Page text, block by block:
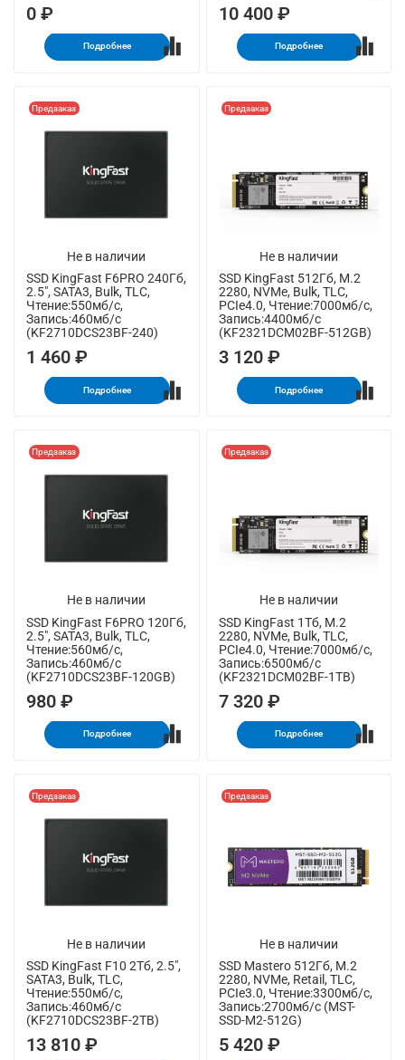
0 ₽
Подробнее
10 400 ₽
Подробнее
Не в наличии
Предзаказ
SSD KingFast F6PRO 240Гб,
2.5", SATA3, Bulk, TLC,
Чтение:550мб/с,
Запись:460мб/с
(KF2710DCS23BF-240)
1 460 ₽
Подробнее
Не в наличии
Предзаказ
SSD KingFast 512Гб, M.2
2280, NVMe, Bulk, TLC,
PCIe4.0, Чтение:7000мб/с,
Запись:4400мб/с
(KF2321DCM02BF-512GB)
3 120 ₽
Подробнее
Не в наличии
Предзаказ
SSD KingFast F6PRO 120Гб,
2.5", SATA3, Bulk, TLC,
Чтение:560мб/с,
Запись:460мб/с
(KF2710DCS23BF-120GB)
980 ₽
Подробнее
Не в наличии
Предзаказ
SSD KingFast 1Тб, M.2
2280, NVMe, Bulk, TLC,
PCIe4.0, Чтение:7000мб/с,
Запись:6500мб/с
(KF2321DCM02BF-1TB)
7 320 ₽
Подробнее
Не в наличии
Предзаказ
SSD KingFast F10 2Тб, 2.5",
SATA3, Bulk, TLC,
Чтение:550мб/с,
Запись:460мб/с
(KF2710DCS23BF-2TB)
13 810 ₽
Не в наличии
Предзаказ
SSD Mastero 512Гб, M.2
2280, NVMe, Retail, TLC,
PCIe3.0, Чтение:3300мб/с,
Запись:2700мб/с (MST-
SSD-M2-512G)
5 420 ₽